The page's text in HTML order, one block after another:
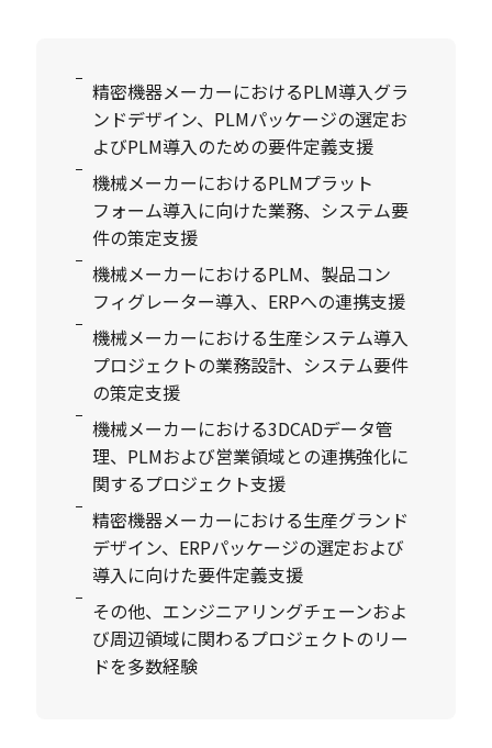
精密機器メーカーにおけるPLM導入グラ
ンドデザイン、PLMパッケージの選定お
よびPLM導入のための要件定義支援
機械メーカーにおけるPLMプラット
フォーム導入に向けた業務、システム要
件の策定支援
機械メーカーにおけるPLM、製品コン
フィグレーター導入、ERPへの連携支援
機械メーカーにおける生産システム導入
プロジェクトの業務設計、システム要件
の策定支援
機械メーカーにおける3DCADデータ管
理、PLMおよび営業領域との連携強化に
関するプロジェクト支援
精密機器メーカーにおける生産グランド
デザイン、ERPパッケージの選定および
導入に向けた要件定義支援
その他、エンジニアリングチェーンおよ
び周辺領域に関わるプロジェクトのリー
ドを多数経験